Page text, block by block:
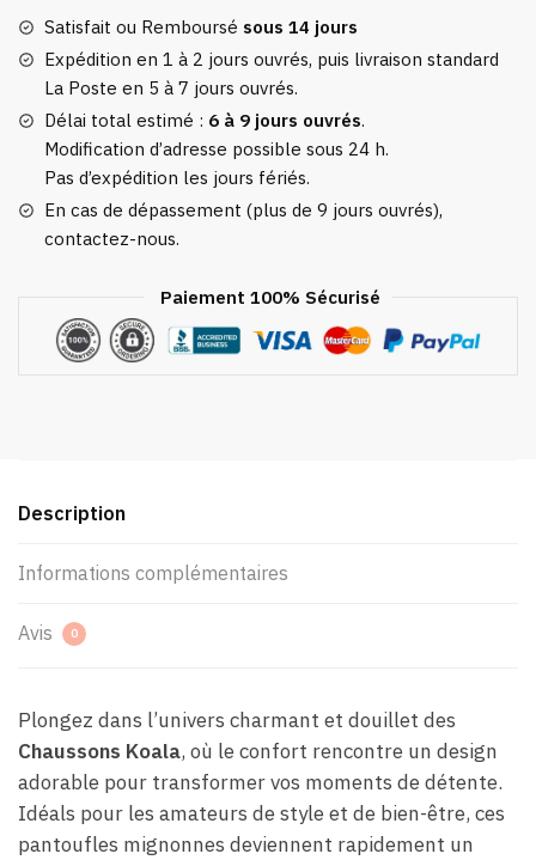
Satisfait ou Remboursé sous 14 jours
Expédition en 1 à 2 jours ouvrés, puis livraison standard
La Poste en 5 à 7 jours ouvrés.
Délai total estimé : 6 à 9 jours ouvrés.
Modification d’adresse possible sous 24 h.
Pas d’expédition les jours fériés.
En cas de dépassement (plus de 9 jours ouvrés),
contactez-nous.
Paiement 100% Sécurisé
Description
Informations complémentaires
Avis 0
Plongez dans l’univers charmant et douillet des
Chaussons Koala, où le confort rencontre un design
adorable pour transformer vos moments de détente.
Idéals pour les amateurs de style et de bien-être, ces
pantoufles mignonnes deviennent rapidement un